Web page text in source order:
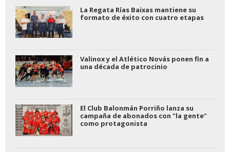
La Regata Rías Baixas mantiene su
formato de éxito con cuatro etapas
Valinox y el Atlético Novás ponen fin a
una década de patrocinio
El Club Balonmán Porriño lanza su
campaña de abonados con "la gente"
como protagonista